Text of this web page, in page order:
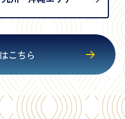
こちら